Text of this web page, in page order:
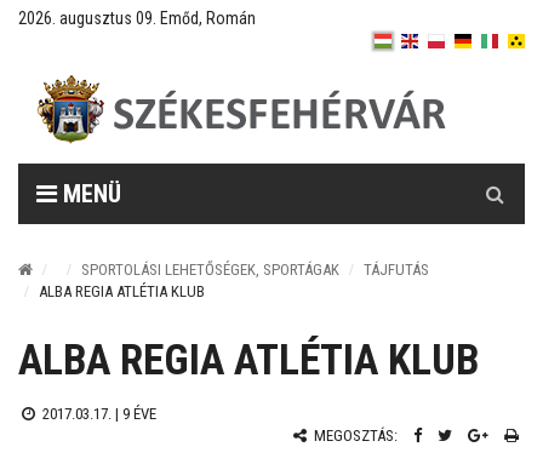
2026. augusztus 09. Emőd, Román
MENÜ
SPORTOLÁSI LEHETŐSÉGEK, SPORTÁGAK
TÁJFUTÁS
ALBA REGIA ATLÉTIA KLUB
ALBA REGIA ATLÉTIA KLUB
2017.03.17. | 9 ÉVE
MEGOSZTÁS: